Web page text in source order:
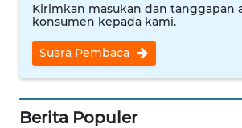
Kirimkan masukan dan tanggapan
konsumen kepada kami.
Suara Pembaca
Berita Populer
WN
JOGJA
WN
JATIM